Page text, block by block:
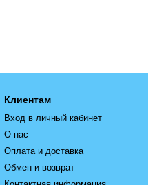
Клиентам
Вход в личный кабинет
О нас
Оплата и доставка
Обмен и возврат